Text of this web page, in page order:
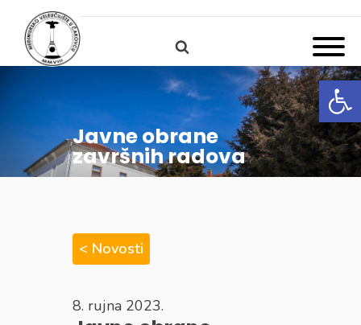
Javne obrane
završnih radova
< Novosti
8. rujna 2023.